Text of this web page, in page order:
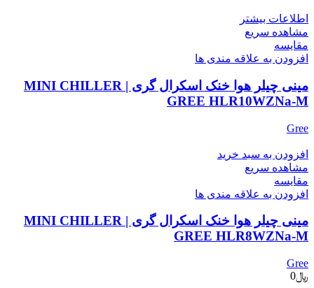
اطلاعات بیشتر
مشاهده سریع
مقایسه
افزودن به علاقه مندی ها
مینی چیلر هوا خنک اسکرال گری | MINI CHILLER
GREE HLR10WZNa-M
Gree
افزودن به سبد خرید
مشاهده سریع
مقایسه
افزودن به علاقه مندی ها
مینی چیلر هوا خنک اسکرال گری | MINI CHILLER
GREE HLR8WZNa-M
Gree
﷼0